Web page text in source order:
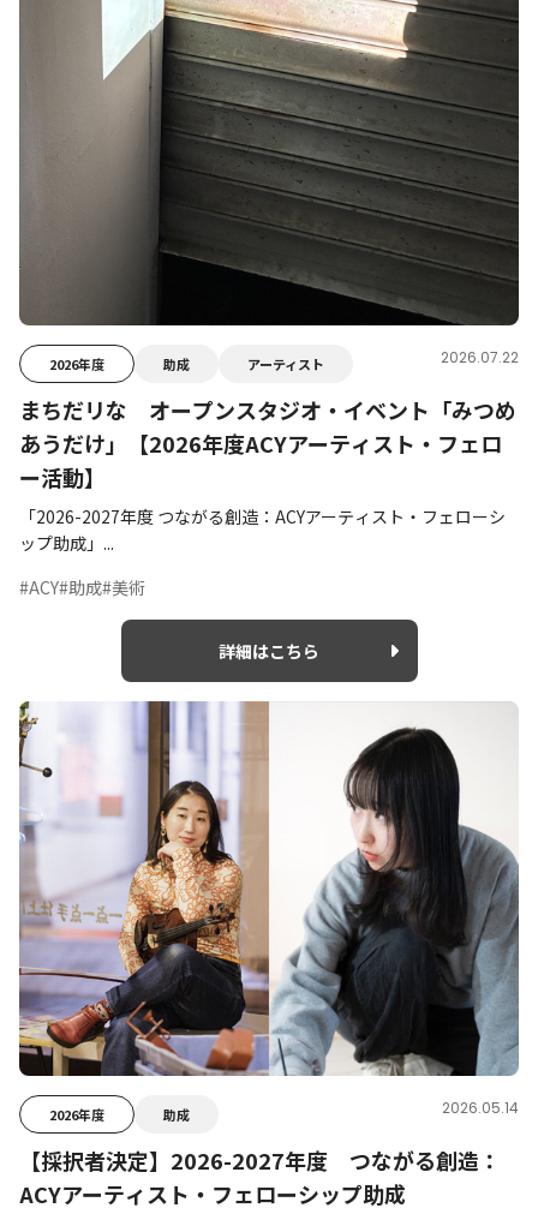
2026年度 助成 アーティスト 2026.07.22
まちだリな オープンスタジオ・イベント「みつめ
あうだけ」【2026年度ACYアーティスト・フェロ
ー活動】
「2026-2027年度 つながる創造：ACYアーティスト・フェローシ
ップ助成」...
#ACY#助成#美術
詳細はこちら
2026年度 助成 2026.05.14
【採択者決定】2026-2027年度 つながる創造：
ACYアーティスト・フェローシップ助成